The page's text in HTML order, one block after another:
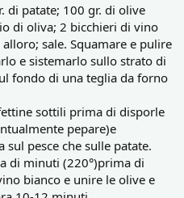
di patate; 100 gr. di olive
di oliva; 2 bicchieri di vino
sale. Squamare e pulire
e sistemarlo sullo strato di
fondo di una teglia da forno
sottili prima di disporle
pepare)e
pesce che sulle patate.
di minuti (220°)prima di
bianco e unire le olive e